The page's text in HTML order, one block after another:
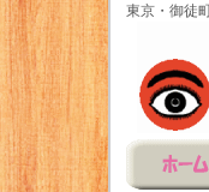
東京・御徒